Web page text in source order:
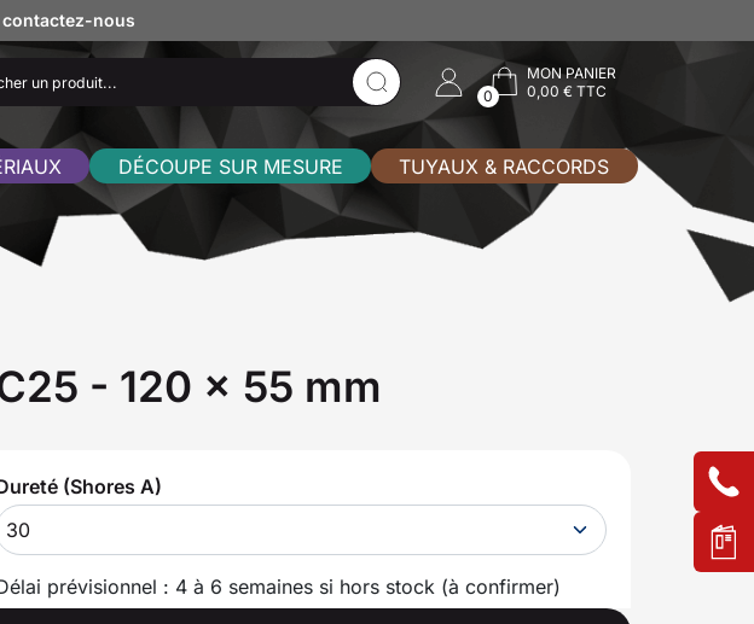
contactez-nous
0
MON PANIER
0,00 € TTC
DÉCOUPE SUR MESURE TUYAUX & RACCORDS
- 120 x 55 mm
(Shores A)
30
prévisionnel : 4 à 6 semaines si hors stock (à confirmer)